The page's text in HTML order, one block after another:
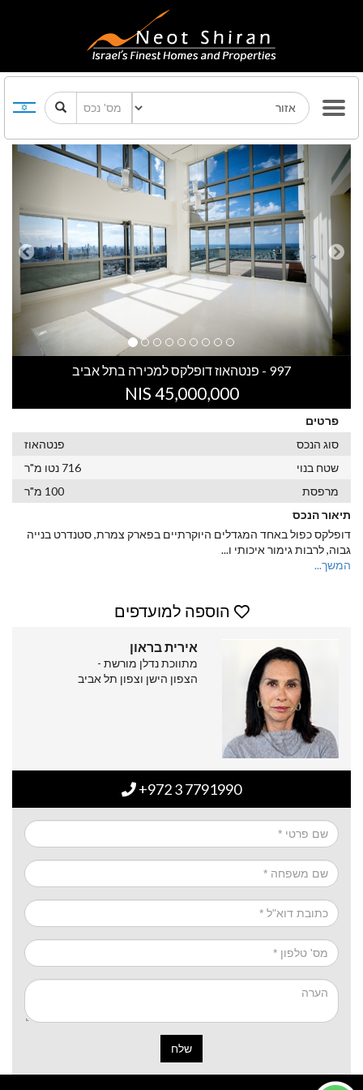
Previous Next
997 - פנטהאוז דופלקס למכירה בתל אביב
45,000,000 NIS
פרטים
סוג הנכס
פנטהאוז
שטח בנוי
716 נטו מ"ר
מרפסת
100 מ"ר
תיאור הנכס
דופלקס כפול באחד המגדלים היוקרתיים בפארק צמרת, סטנדרט בנייה
גבוה, לרבות גימור איכותי ו...
המשך...
הוספה למועדפים
אירית בראון
מתווכת נדלן מורשת -
הצפון הישן וצפון תל אביב
+972 3 7791990
שלח